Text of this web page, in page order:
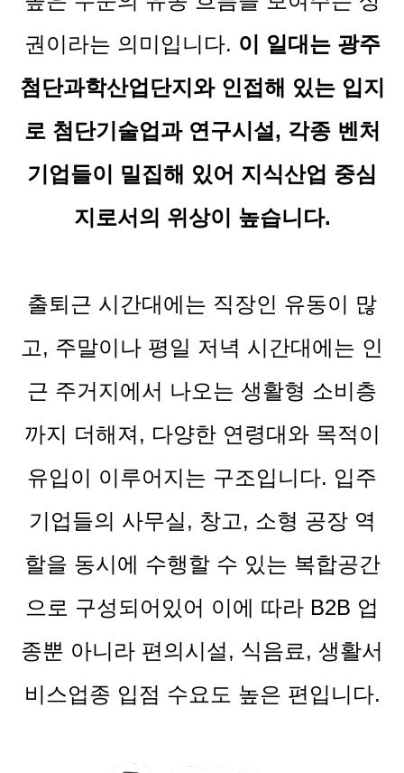
권이라는 의미입니다. 이 일대는 광주
첨단과학산업단지와 인접해 있는 입지
로 첨단기술업과 연구시설, 각종 벤처
기업들이 밀집해 있어 지식산업 중심
지로서의 위상이 높습니다.
출퇴근 시간대에는 직장인 유동이 많
고, 주말이나 평일 저녁 시간대에는 인
근 주거지에서 나오는 생활형 소비층
까지 더해져, 다양한 연령대와 목적이
유입이 이루어지는 구조입니다. 입주
기업들의 사무실, 창고, 소형 공장 역
할을 동시에 수행할 수 있는 복합공간
으로 구성되어있어 이에 따라 B2B 업
종뿐 아니라 편의시설, 식음료, 생활서
비스업종 입점 수요도 높은 편입니다.